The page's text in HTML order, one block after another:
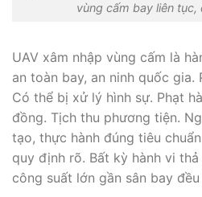
vùng cấm bay liên tục,
UAV xâm nhập vùng cấm là
an toàn bay, an ninh quốc gia.
Có thể bị xử lý hình sự. Phạt
đồng. Tịch thu phương tiện.
tạo, thực hành đúng tiêu
quy định rõ. Bất kỳ hành vi thả
công suất lớn gần sân bay